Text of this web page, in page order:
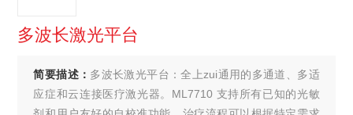
多波长激光平台
简要描述： 多波长激光平台：全上zui通用的多通道、多适
应症和云连接医疗激光器。ML7710 支持所有已知的光敏